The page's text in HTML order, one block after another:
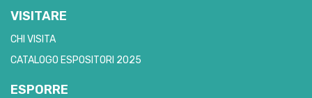
VISITARE
CHI VISITA
CATALOGO ESPOSITORI 2025
ESPORRE